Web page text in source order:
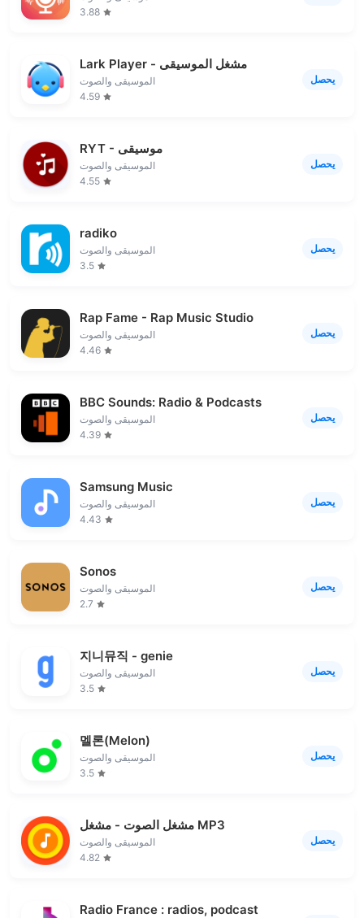
3.88
Lark Player - مشغل الموسيقى
الموسيقى والصوت
4.59
يحصل
RYT - موسيقى
الموسيقى والصوت
4.55
يحصل
radiko
الموسيقى والصوت
3.5
يحصل
Rap Fame - Rap Music Studio
الموسيقى والصوت
4.46
يحصل
BBC Sounds: Radio & Podcasts
الموسيقى والصوت
4.39
يحصل
Samsung Music
الموسيقى والصوت
4.43
يحصل
Sonos
الموسيقى والصوت
2.7
يحصل
지니뮤직 - genie
الموسيقى والصوت
3.5
يحصل
멜론(Melon)
الموسيقى والصوت
3.5
يحصل
مشغل الصوت - مشغل MP3
الموسيقى والصوت
4.82
يحصل
Radio France : radios, podcast